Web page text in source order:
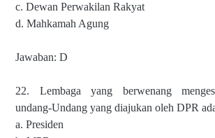
c. Dewan Perwakilan Rakyat
d. Mahkamah Agung
Jawaban: D
22. Lembaga yang berwenang
undang-Undang yang diajukan oleh DPR
a. Presiden